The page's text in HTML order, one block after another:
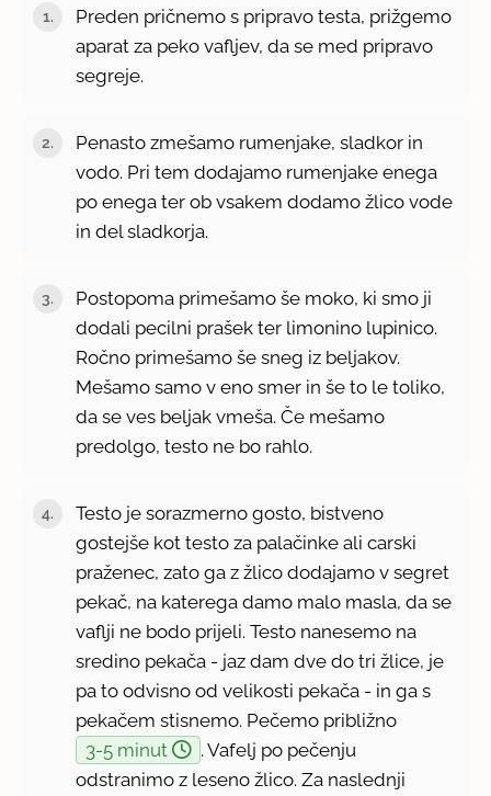
Preden pričnemo s pripravo testa, prižgemo
aparat za peko vafljev, da se med pripravo
segreje.
Penasto zmešamo rumenjake, sladkor in
vodo. Pri tem dodajamo rumenjake enega
po enega ter ob vsakem dodamo žlico vode
in del sladkorja.
Postopoma primešamo še moko, ki smo ji
dodali pecilni prašek ter limonino lupinico.
Ročno primešamo še sneg iz beljakov.
Mešamo samo v eno smer in še to le toliko,
da se ves beljak vmeša. Če mešamo
predolgo, testo ne bo rahlo.
Testo je sorazmerno gosto, bistveno
gostejše kot testo za palačinke ali carski
praženec, zato ga z žlico dodajamo v segret
pekač, na katerega damo malo masla, da se
vaflji ne bodo prijeli. Testo nanesemo na
sredino pekača - jaz dam dve do tri žlice, je
pa to odvisno od velikosti pekača - in ga s
pekačem stisnemo. Pečemo približno
3-5 minut
. Vafelj po pečenju
odstranimo z leseno žlico. Za naslednji